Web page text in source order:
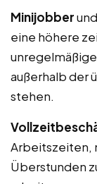
Minijobberund
eine höhere
außerhalb der
stehen.
Arbeitszeiten,
Überstunden